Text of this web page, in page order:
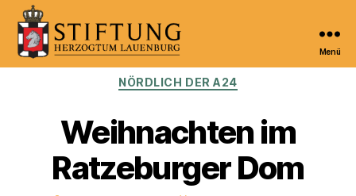
Kulturportal
Herzogtum
Lauenburg
Menü
Kategorien
NÖRDLICH DER A24
Weihnachten im
Ratzeburger Dom